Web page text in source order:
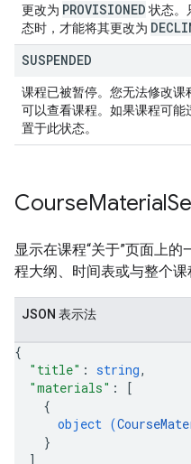
更改为 PROVISIONED 状态。
态时，才能将其更改为
SUSPENDED
课程已被暂停。您无法修改课
可以查看课程。如果课程可
置于此状态。
CourseMaterial
显示在课程“关于”页面上
程大纲、时间表或与整个课
JSON 表示法
{
"title" : string,
"materials" :
[
{
object (
}
]